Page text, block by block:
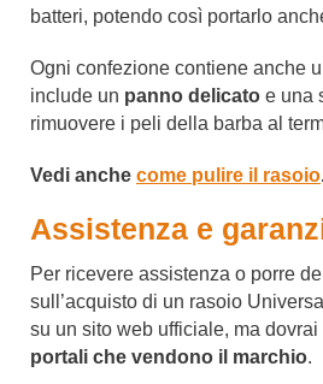
batteri, potendo così portarlo
Ogni confezione contiene anche
include un panno delicato e una
rimuovere i peli della barba al
Vedi anche come pulire il rasoio
Assistenza e
Per ricevere assistenza o porre
sull’acquisto di un rasoio
su un sito web ufficiale, ma dovrai
portali che vendono il marchio.